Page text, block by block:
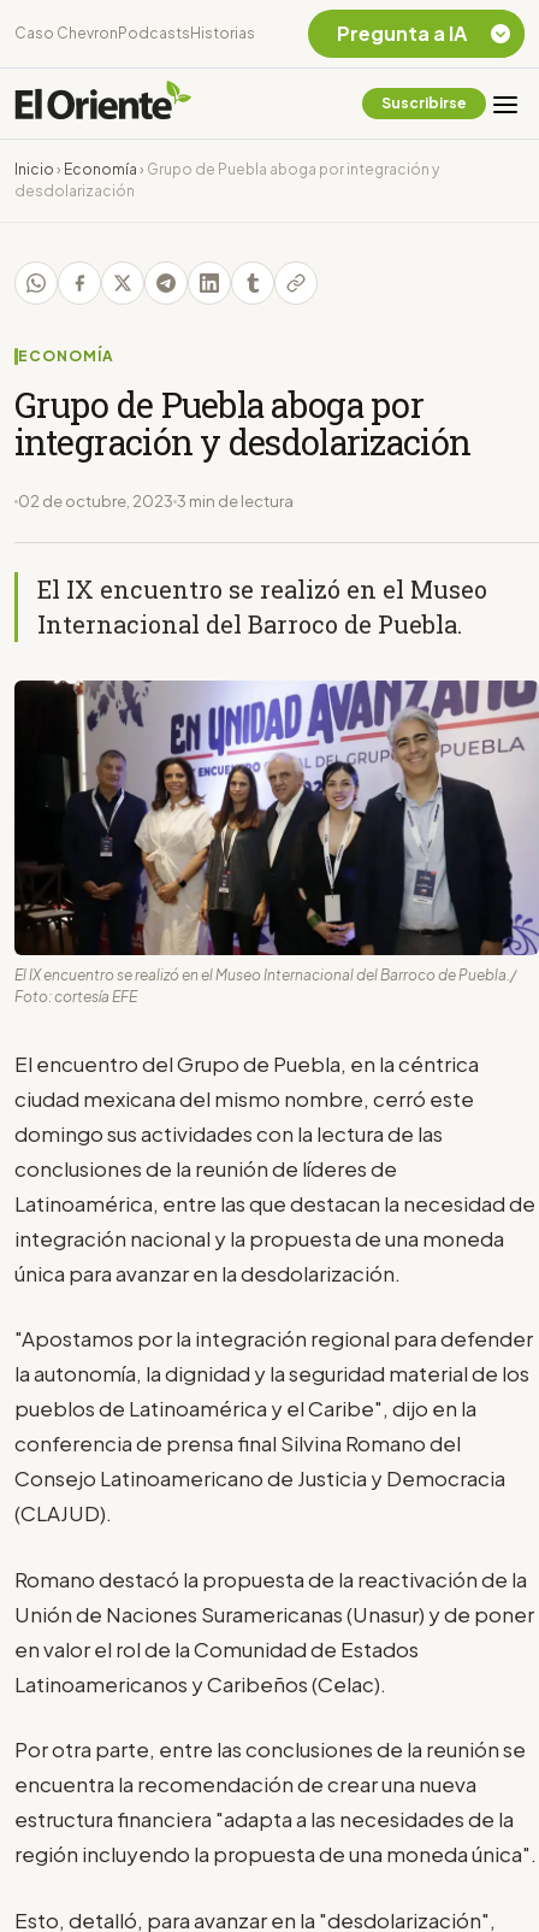
Caso Chevron Podcasts Historias
Suscribirse
Inicio › Economía › Grupo de Puebla aboga por integración y
desdolarización
ECONOMÍA
Grupo de Puebla aboga por
integración y desdolarización
02 de octubre, 2023 3 min de lectura
El IX encuentro se realizó en el Museo
Internacional del Barroco de Puebla.
El IX encuentro se realizó en el Museo Internacional del Barroco de Puebla./
Foto: cortesía EFE
El encuentro del Grupo de Puebla, en la céntrica
ciudad mexicana del mismo nombre, cerró este
domingo sus actividades con la lectura de las
conclusiones de la reunión de líderes de
Latinoamérica, entre las que destacan la necesidad de
integración nacional y la propuesta de una moneda
única para avanzar en la desdolarización.
"Apostamos por la integración regional para defender
la autonomía, la dignidad y la seguridad material de los
pueblos de Latinoamérica y el Caribe", dijo en la
conferencia de prensa final Silvina Romano del
Consejo Latinoamericano de Justicia y Democracia
(CLAJUD).
Romano destacó la propuesta de la reactivación de la
Unión de Naciones Suramericanas (Unasur) y de poner
en valor el rol de la Comunidad de Estados
Latinoamericanos y Caribeños (Celac).
Por otra parte, entre las conclusiones de la reunión se
encuentra la recomendación de crear una nueva
estructura financiera "adapta a las necesidades de la
región incluyendo la propuesta de una moneda única".
Esto, detalló, para avanzar en la "desdolarización",
Pregunta a IA
Chevron Ecuador